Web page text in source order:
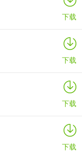
下载
下载
下载
下载